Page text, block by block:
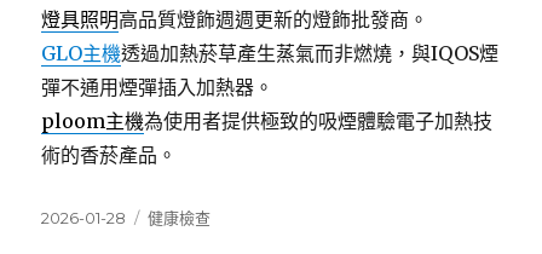
燈具照明高品質燈飾週週更新的燈飾批發商。
GLO主機透過加熱菸草產生蒸氣而非燃燒，與IQOS煙
彈不通用煙彈插入加熱器。
ploom主機為使用者提供極致的吸煙體驗電子加熱技
術的香菸產品。
發
2026-01-28
分
健康檢查